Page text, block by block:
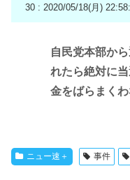
30 : 2020/05/18(月)
自民党本部か
れたら絶対に
金をばらまく
ニュー速＋ 事件